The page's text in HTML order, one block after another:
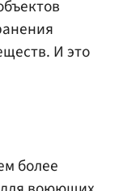
И это
более